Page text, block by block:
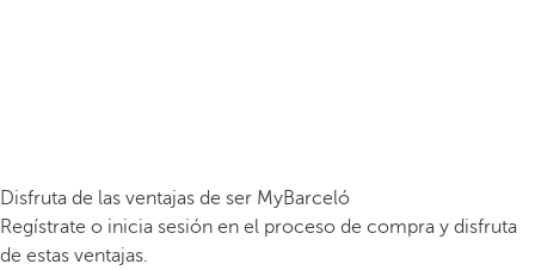
Disfruta de las ventajas de ser MyBarceló
Regístrate o inicia sesión en el proceso de compra y disfruta
de estas ventajas.